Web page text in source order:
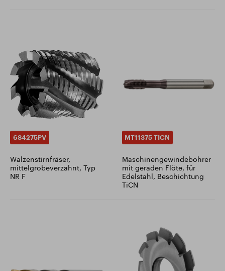
684275PV
Walzenstirnfräser,
mittelgrobeverzahnt, Typ
NR F
MT11375 TICN
Maschinengewindebohrer
mit geraden Flöte, für
Edelstahl, Beschichtung
TiCN